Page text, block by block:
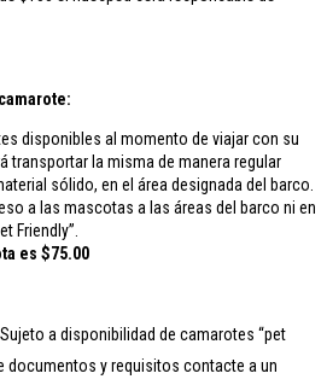
disponibles al momento de viajar con su
transportar la misma de manera regular
sólido, en el área designada del barco.
a las mascotas a las áreas del barco ni en
Friendly”.
es $75.00
a disponibilidad de camarotes “pet
documentos y requisitos contacte a un